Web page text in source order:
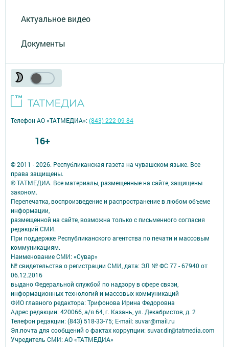
Актуальное видео
Документы
© 2011 - 2026. Республиканская газета на чувашском языке. Все
права защищены.
© ТАТМЕДИА. Все материалы, размещенные на сайте, защищены
законом.
Перепечатка, воспроизведение и распространение в любом объеме
информации,
размещенной на сайте, возможна только с письменного согласия
редакций СМИ.
При поддержке Республиканского агентства по печати и массовым
коммуникациям.
Наименование СМИ: «Сувар»
№ свидетельства о регистрации СМИ, дата: ЭЛ № ФС 77 - 67940 от
06.12.2016
выдано Федеральной службой по надзору в сфере связи,
информационных технологий и массовых коммуникаций
ФИО главного редактора: Трифонова Ирина Федоровна
Адрес редакции: 420066, а/я 64, г. Казань, ул. Декабристов, д. 2
Телефон редакции: (843) 518-33-75; E-mail: suvar@mail.ru
Эл.почта для сообщений о фактах коррупции: suvar.dir@tatmedia.com
Учредитель СМИ: АО «ТАТМЕДИА»
Телефон АО «ТАТМЕДИА»:(843) 222 09 84
16+